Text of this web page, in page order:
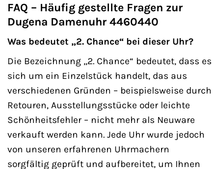
FAQ – Häufig gestellte Fragen zur
Dugena Damenuhr 4460440
Was bedeutet „2. Chance“ bei dieser Uhr?
Die Bezeichnung „2. Chance“ bedeutet, dass es
sich um ein Einzelstück handelt, das aus
verschiedenen Gründen – beispielsweise durch
Retouren, Ausstellungsstücke oder leichte
Schönheitsfehler – nicht mehr als Neuware
verkauft werden kann. Jede Uhr wurde jedoch
von unseren erfahrenen Uhrmachern
sorgfältig geprüft und aufbereitet, um Ihnen